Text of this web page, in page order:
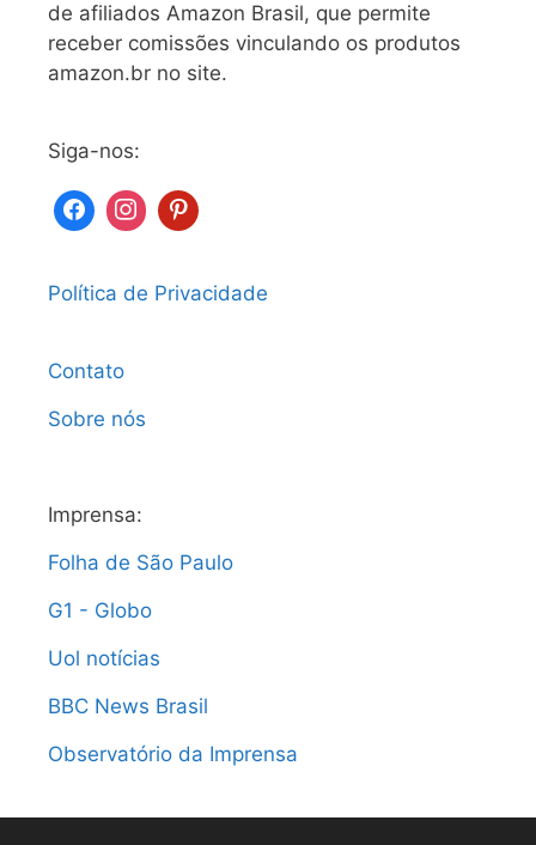
de afiliados Amazon Brasil, que permite
receber comissões vinculando os produtos
amazon.br no site.
Siga-nos:
Política de Privacidade
Contato
Sobre nós
Imprensa:
Folha de São Paulo
G1 - Globo
Uol notícias
BBC News Brasil
Observatório da Imprensa